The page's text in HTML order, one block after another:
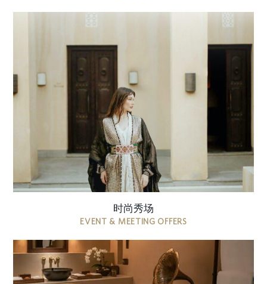
以永恒建筑与静谧优雅为背景，呈现您的珍藏系
列。我们历史悠久的场地与精致的待客之道，将为
您打造完美舞台，升华品牌故事。 价格包含 时尚精
致的舞台 可容纳60人的场地 奢华的款待体验 ...
时尚秀场
EVENT & MEETING OFFERS